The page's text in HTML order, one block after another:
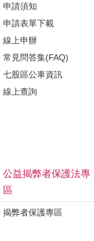
申請須知
申請表單下載
線上申辦
常見問答集(FAQ)
七股區公車資訊
線上查詢
公益揭弊者保護法專
區
揭弊者保護專區